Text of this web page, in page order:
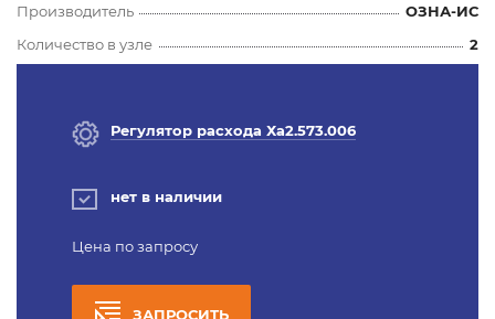
Производитель
ОЗНА-ИС
Количество в узле
2
Регулятор расхода Ха2.573.006
нет в наличии
Цена по запросу
ЗАПРОСИТЬ